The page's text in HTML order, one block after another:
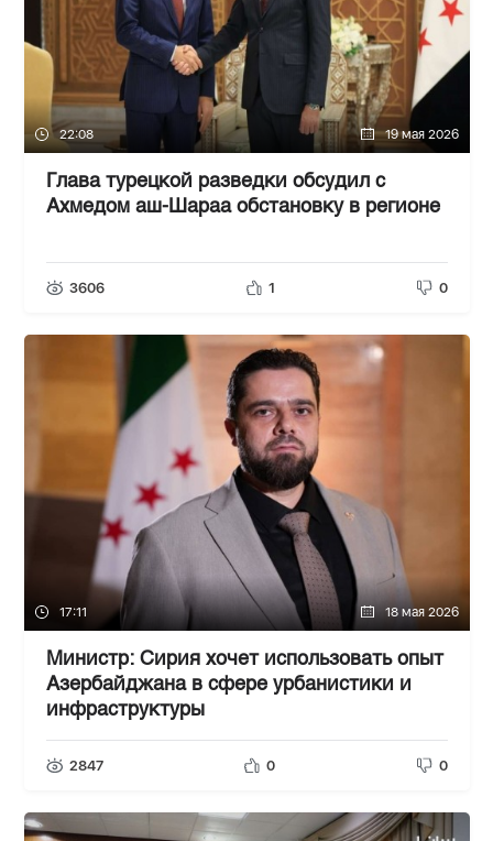
22:08 19 мая 2026
Глава турецкой разведки обсудил с
Ахмедом аш-Шараа обстановку в регионе
3606 1 0
17:11 18 мая 2026
Министр: Сирия хочет использовать опыт
Азербайджана в сфере урбанистики и
инфраструктуры
2847 0 0